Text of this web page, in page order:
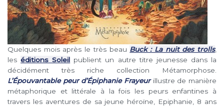
Quelques mois après le très beau Buck : La nuit des trolls,
leséditions Soleil publient un autre titre jeunesse dans la
décidément très riche collection Métamorphose.
L’Épouvantable peur d’Épiphanie Frayeur illustre de manière
métaphorique et littérale à la fois les peurs enfantines à
travers les aventures de sa jeune héroïne, Epiphanie, 8 ans